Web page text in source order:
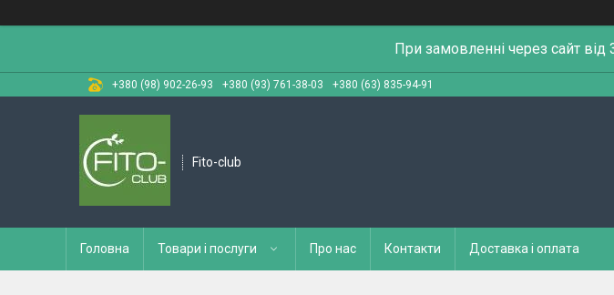
При замовленні через сайт
+380 (98) 902-26-93 +380 (93) 761-38-03 +380 (63) 835-94-91
Fito-club
Головна Товари і послуги Про нас Контакти Доставка і оплата